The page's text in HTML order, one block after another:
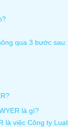
qua 3 bước sau:
là gì?
việc Công ty